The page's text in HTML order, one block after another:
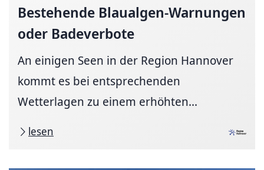
Bestehende Blaualgen-Warnungen
oder Badeverbote
An einigen Seen in der Region Hannover
kommt es bei entsprechenden
Wetterlagen zu einem erhöhten...
lesen